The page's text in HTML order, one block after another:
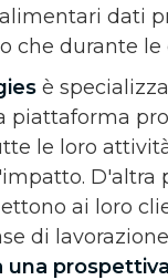
dati
che durante
è
piattaforma
le loro
D'altra
ai loro
di